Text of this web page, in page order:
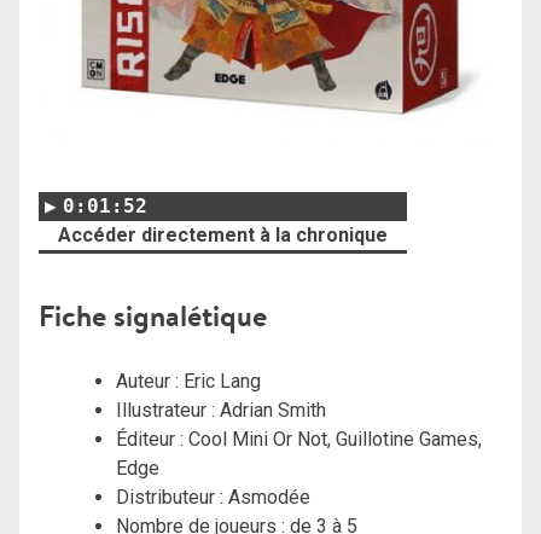
0:01:52
Accéder directement à la chronique
Fiche signalétique
Auteur : Eric Lang
Illustrateur : Adrian Smith
Éditeur : Cool Mini Or Not, Guillotine Games,
Edge
Distributeur : Asmodée
Nombre de joueurs : de 3 à 5